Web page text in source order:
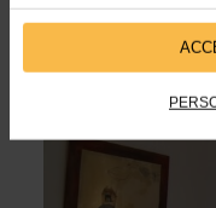
profesori la
Catedrei de pictura.